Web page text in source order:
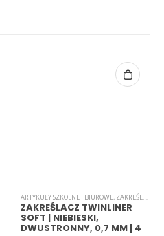
ARTYKUŁY SZKOLNE I BIUROWE, ZAKREŚLACZE
ZAKREŚLACZ TWINLINER
SOFT | NIEBIESKI,
DWUSTRONNY, 0,7 MM | 4